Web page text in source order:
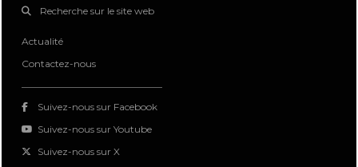
Recherche sur le site web
Actualité
Contactez-nous
Suivez-nous sur Facebook
Suivez-nous sur Youtube
Suivez-nous sur X